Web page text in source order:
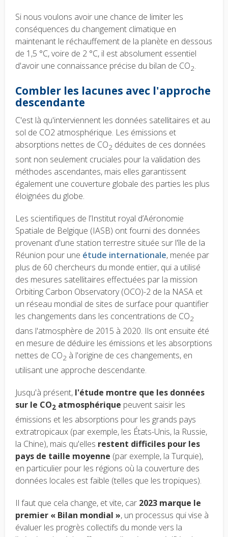
Si nous voulons avoir une chance de limiter les
conséquences du changement climatique en
maintenant le réchauffement de la planète en dessous
de 1,5 °C, voire de 2 °C, il est absolument essentiel
d'avoir une connaissance précise du bilan de CO2.
Combler les lacunes avec l'approche
descendante
C'est là qu'interviennent les données satellitaires et au
sol de CO2 atmosphérique. Les émissions et
absorptions nettes de CO2 déduites de ces données
sont non seulement cruciales pour la validation des
méthodes ascendantes, mais elles garantissent
également une couverture globale des parties les plus
éloignées du globe.
Les scientifiques de l’Institut royal d’Aéronomie
Spatiale de Belgique (IASB) ont fourni des données
provenant d'une station terrestre située sur l'île de la
Réunion pour une étude internationale, menée par
plus de 60 chercheurs du monde entier, qui a utilisé
des mesures satellitaires effectuées par la mission
Orbiting Carbon Observatory (OCO)-2 de la NASA et
un réseau mondial de sites de surface pour quantifier
les changements dans les concentrations de CO2
dans l'atmosphère de 2015 à 2020. Ils ont ensuite été
en mesure de déduire les émissions et les absorptions
nettes de CO2 à l'origine de ces changements, en
utilisant une approche descendante.
Jusqu'à présent, l'étude montre que les données
sur le CO2 atmosphérique peuvent saisir les
émissions et les absorptions pour les grands pays
extratropicaux (par exemple, les États-Unis, la Russie,
la Chine), mais qu'elles restent difficiles pour les
pays de taille moyenne (par exemple, la Turquie),
en particulier pour les régions où la couverture des
données locales est faible (telles que les tropiques).
Il faut que cela change, et vite, car 2023 marque le
premier « Bilan mondial », un processus qui vise à
évaluer les progrès collectifs du monde vers la